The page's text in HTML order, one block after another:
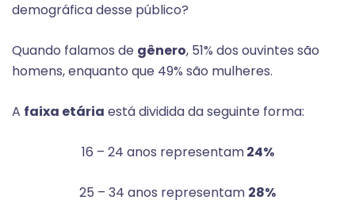
demográfica desse público?
Quando falamos de gênero, 51% dos ouvintes são
homens, enquanto que 49% são mulheres.
A faixa etária está dividida da seguinte forma:
16 – 24 anos representam24%
25 – 34 anos representam 28%